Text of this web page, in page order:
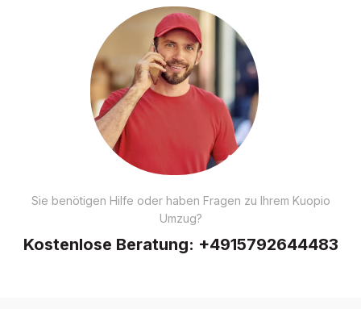
Sie benötigen Hilfe oder haben Fragen zu Ihrem Kuopio
Umzug?
Kostenlose Beratung: +4915792644483